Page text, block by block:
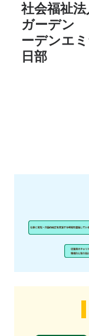
社会福祉
ガーデン
ーデンエ
日部